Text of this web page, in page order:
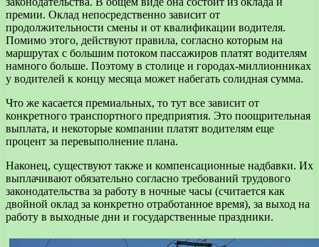
премии. Оклад непосредственно зависит от
продолжительности смены и от квалификации водителя.
Помимо этого, действуют правила, согласно которым на
маршрутах с большим потоком пассажиров платят водителям
намного больше. Поэтому в столице и городах-миллионниках
у водителей к концу месяца может набегать солидная сумма.
Что же касается премиальных, то тут все зависит от
конкретного транспортного предприятия. Это поощрительная
выплата, и некоторые компании платят водителям еще
процент за перевыполнение плана.
Наконец, существуют также и компенсационные надбавки. Их
выплачивают обязательно согласно требований трудового
законодательства за работу в ночные часы (считается как
двойной оклад за конкретно отработанное время), за выход на
работу в выходные дни и государственные праздники.